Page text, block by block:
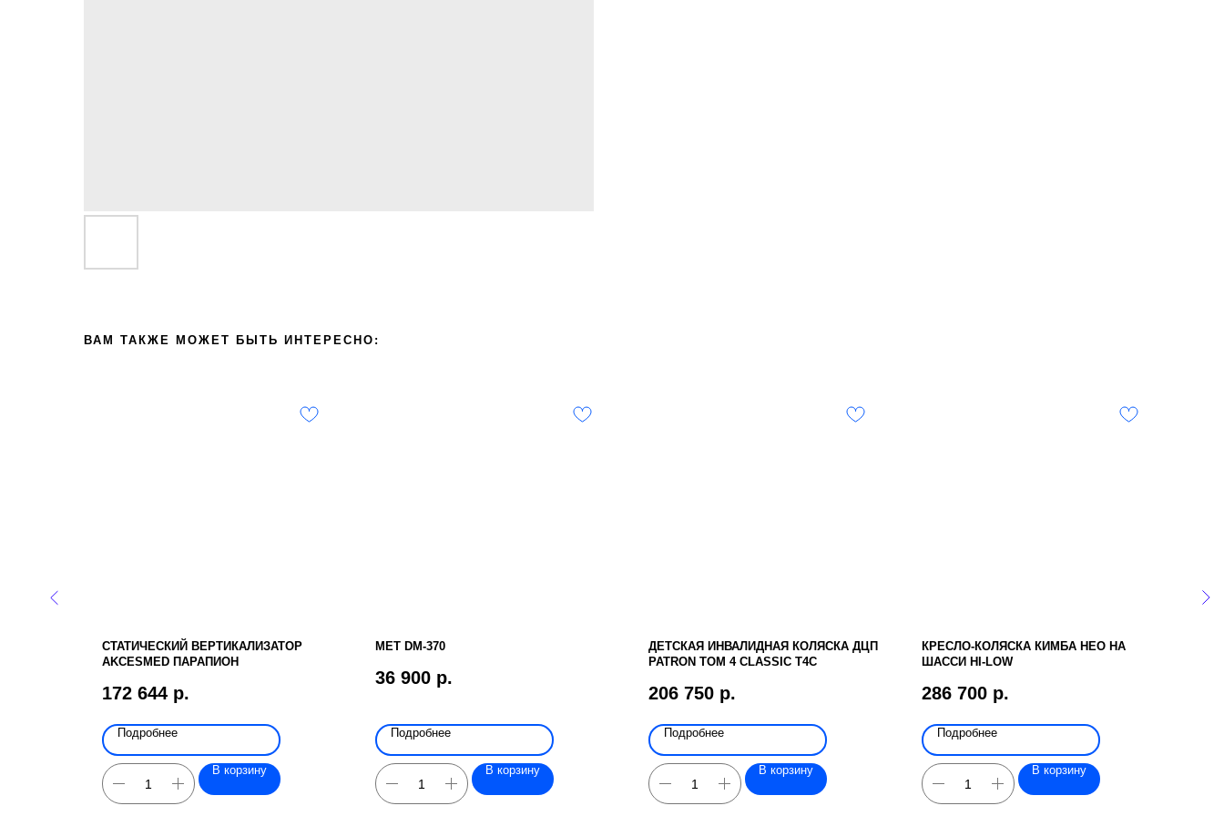
ВАМ ТАКЖЕ МОЖЕТ БЫТЬ ИНТЕРЕСНО:
СТАТИЧЕСКИЙ ВЕРТИКАЛИЗАТОР
AKCESMED ПАРАПИОН
172 644 р.
Подробнее
В корзину
MET DM-370
36 900 р.
Подробнее
В корзину
ДЕТСКАЯ ИНВАЛИДНАЯ КОЛЯСКА ДЦП
PATRON TOM 4 CLASSIC T4C
206 750 р.
Подробнее
В корзину
КРЕСЛО-КОЛЯСКА КИМБА НЕО НА
ШАССИ HI-LOW
286 700 р.
Подробнее
В корзину